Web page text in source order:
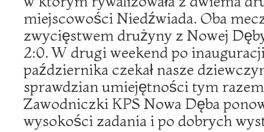
miejscowości Niedźwiada. Oba
zwycięstwem drużyny z Nowej
2:0. W drugi weekend po
października czekał nasze
sprawdzian umiejętności tym
Zawodniczki KPS Nowa Dęba
wysokości zadania i po dobrych